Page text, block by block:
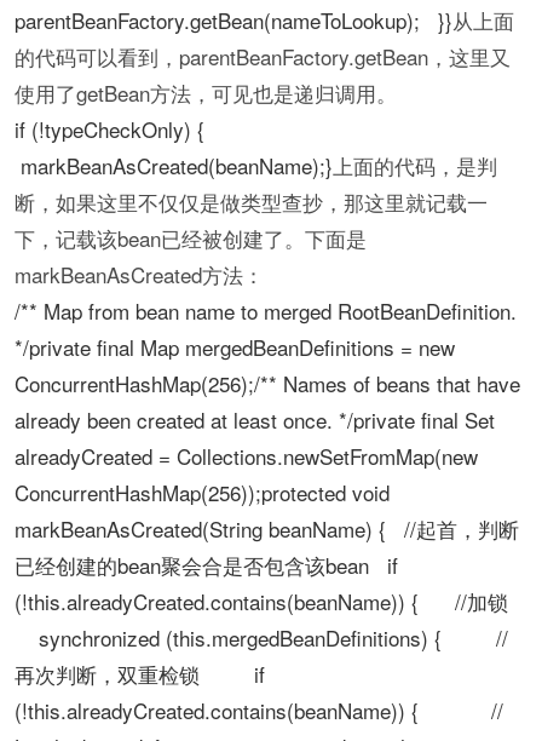
parentBeanFactory.getBean(nameToLookup); }}从上面
的代码可以看到，parentBeanFactory.getBean，这里又
使用了getBean方法，可见也是递归调用。
if (!typeCheckOnly) {
markBeanAsCreated(beanName);} 上面的代码，是判
断，如果这里不仅仅是做类型查抄，那这里就记载一
下，记载该bean已经被创建了。下面是
markBeanAsCreated方法：
/** Map from bean name to merged RootBeanDefinition.
*/private final Map mergedBeanDefinitions = new
ConcurrentHashMap(256);/** Names of beans that have
already been created at least once. */private final Set
alreadyCreated = Collections.newSetFromMap(new
ConcurrentHashMap(256));protected void
markBeanAsCreated(String beanName) { //起首，判断
已经创建的bean聚会合是否包含该bean if
(!this.alreadyCreated.contains(beanName)) { //加锁
synchronized (this.mergedBeanDefinitions) { //
再次判断，双重检锁 if
(!this.alreadyCreated.contains(beanName)) { //